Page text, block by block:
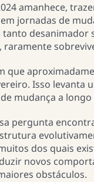
amanhece,
jornadas de
desanimador
raramente
que
Isso levanta
mudança a longo
pergunta
dos quais
novos
obstáculos.